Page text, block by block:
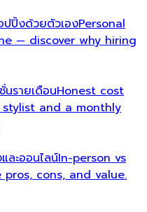
ปิ้งด้วยตัวเองPersonal
— discover why hiring
รายเดือนHonest cost
and a monthly
ละออนไลน์In-person vs
cons, and value.